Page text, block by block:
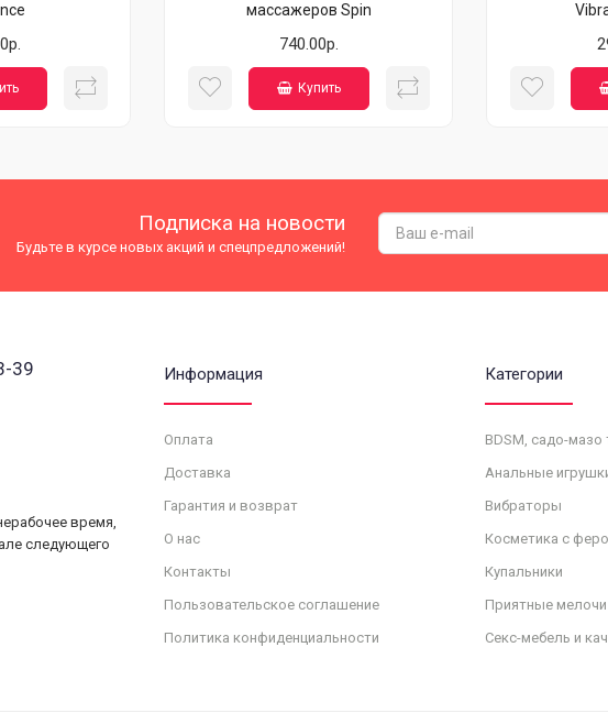
массажеров Spin
740.00р.
Купить
Подписка на новости
Будьте в курсе новых акций и спецпредложений!
39
время,
следующего
Информация
Оплата
Доставка
Гарантия и возврат
О нас
Контакты
Пользовательское соглашение
Политика конфиденциальности
Категории
BDSM, садо-
Анальные
Вибраторы
Косметика с
Купальники
Приятные мелочи
Секс-мебель и